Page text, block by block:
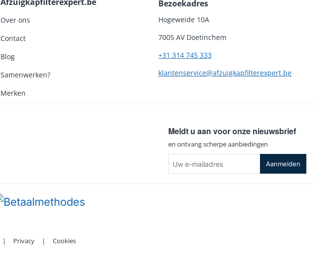
Over ons
Contact
Blog
Samenwerken?
Merken
Bezoekadres
Hogeweide 10A
7005 AV Doetinchem
+31 314 745 333
klantenservice@afzuigkapfilterexpert.be
Meldt u aan voor onze nieuwsbrief
en ontvang scherpe aanbiedingen
e-
Aanmelden
| Privacy | Cookies